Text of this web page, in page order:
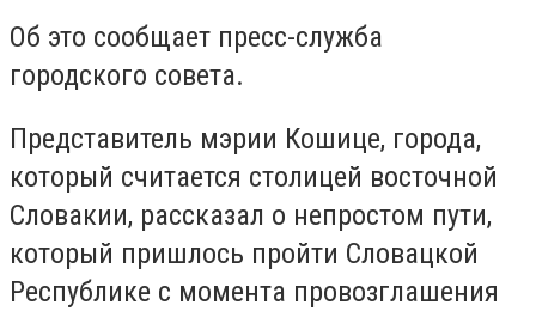
Об это сообщает пресс-служба
городского совета.
Представитель мэрии Кошице, города,
который считается столицей восточной
Словакии, рассказал о непростом пути,
который пришлось пройти Словацкой
Республике с момента провозглашения